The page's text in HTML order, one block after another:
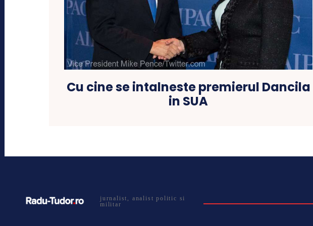
Cu cine se intalneste premierul Dancila
in SUA
jurnalist, analist politic si
militar